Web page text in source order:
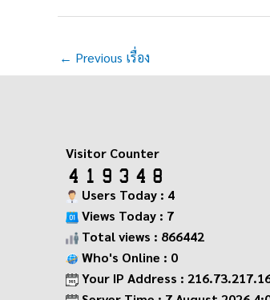
← Previous เรื่อง
Visitor Counter
Users Today : 4
Views Today : 7
Total views : 866442
Who's Online : 0
Your IP Address :